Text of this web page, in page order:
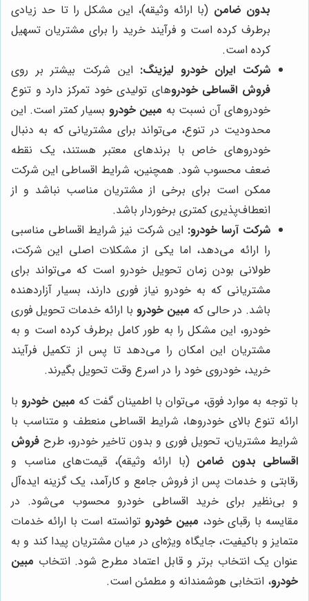
بدون ضامن (با ارائه وثیقه)، این مشکل را تا حد زیادی
برطرف کرده است و فرآیند خرید را برای مشتریان تسهیل
کرده است.
شرکت ایران خودرو لیزینگ: این شرکت بیشتر بر روی
فروش اقساطی خودروهای تولیدی خود تمرکز دارد و تنوع
خودروهای آن نسبت به مبین خودرو بسیار کمتر است. این
محدودیت در تنوع، می‌تواند برای مشتریانی که به دنبال
خودروهای خاص با برندهای معتبر هستند، یک نقطه
ضعف محسوب شود. همچنین، شرایط اقساطی این شرکت
ممکن است برای برخی از مشتریان مناسب نباشد و از
انعطاف‌پذیری کمتری برخوردار باشد.
شرکت آرسا خودرو: این شرکت نیز شرایط اقساطی مناسبی
را ارائه می‌دهد، اما یکی از مشکلات اصلی این شرکت،
طولانی بودن زمان تحویل خودرو است که می‌تواند برای
مشتریانی که به خودرو نیاز فوری دارند، بسیار آزاردهنده
باشد. در حالی که مبین خودرو با ارائه خدمات تحویل فوری
خودرو، این مشکل را به طور کامل برطرف کرده است و به
مشتریان این امکان را می‌دهد تا پس از تکمیل فرآیند
خرید، خودروی خود را در اسرع وقت تحویل بگیرند.
با توجه به موارد فوق، می‌توان با اطمینان گفت که مبین خودروبا
ارائه تنوع بالای خودروها، شرایط اقساطی منعطف و متناسب با
شرایط مشتریان، تحویل فوری و بدون تاخیر خودرو، طرح فروش
اقساطی بدون ضامن (با ارائه وثیقه)، قیمت‌های مناسب و
رقابتی و خدمات پس از فروش جامع و کارآمد، یک گزینه ایده‌آل
و بی‌نظیر برای خرید اقساطی خودرو محسوب می‌شود. در
مقایسه با رقبای خود، مبین خودرو توانسته است با ارائه خدمات
متمایز و باکیفیت، جایگاه ویژه‌ای در میان مشتریان پیدا کند و به
عنوان یک انتخاب برتر و قابل اعتماد مطرح شود. انتخاب مبین
خودرو، انتخابی هوشمندانه و مطمئن است.